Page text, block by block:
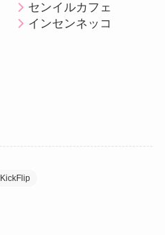
センイルカフェ
インセンネッコ
KickFlip